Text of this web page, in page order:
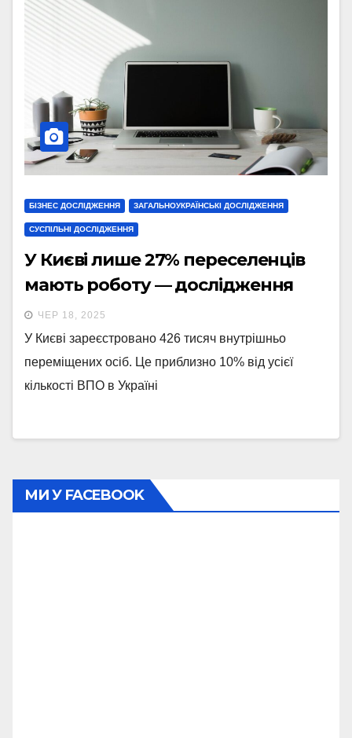
БІЗНЕС ДОСЛІДЖЕННЯ ЗАГАЛЬНОУКРАЇНСЬКІ ДОСЛІДЖЕННЯ
СУСПІЛЬНІ ДОСЛІДЖЕННЯ
У Києві лише 27% переселенців
мають роботу — дослідження
ЧЕР 18, 2025
У Києві зареєстровано 426 тисяч внутрішньо
переміщених осіб. Це приблизно 10% від усієї
кількості ВПО в Україні
МИ У FACEBOOK